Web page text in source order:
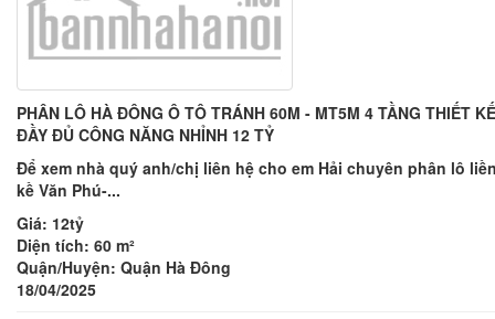
PHÂN LÔ HÀ ĐÔNG Ô TÔ TRÁNH 60M - MT5M 4 TẦNG THIẾT KẾ
ĐẦY ĐỦ CÔNG NĂNG NHỈNH 12 TỶ
Để xem nhà quý anh/chị liên hệ cho em Hải chuyên phân lô
kề Văn Phú-...
Giá: 12tỷ
Diện tích: 60 m²
Quận/Huyện: Quận Hà Đông
18/04/2025